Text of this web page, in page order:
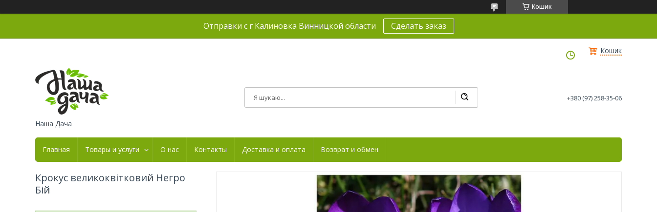
Кошик
Отправки с г Калиновка Винницкой области Сделать заказ
Кошик
Наша Дача
+380 (97) 258-35-06
Главная Товары и услуги О нас Контакты Доставка и оплата Возврат и обмен
Крокус великоквітковий Негро
Бій